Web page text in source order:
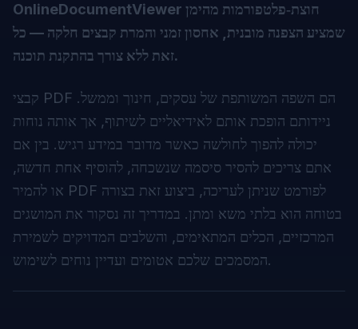
OnlineDocumentViewer חוצת‑פלטפורמות מהימן
שמציע הצפנה מובנית, אחסון זמני והמרת קבצים חלקה — כל
זאת ללא צורך בהתקנת תוכנה.
קבצי PDF הם השפה המשותפת של עסקים, חינוך וממשל.
ניידותם הופכת אותם לאידיאליים לשיתוף, אך אותה נוחות
יכולה להפוך לחולשה כאשר מדובר במידע רגיש. בין אם
אתם צריכים להסיר סיסמה שנשכחה, להוסיף אחת חדשה,
או להמיר PDF לפורמט שניתן לעריכה, ביצוע זאת בצורה
בטוחה הוא בלתי משא ומתן. במדריך זה נסקור את המושגים
המרכזיים, הכלים המתאימים, והשלבים המדויקים לשמירת
המסמכים שלכם אטומים ועדיין נוחים לשימוש.